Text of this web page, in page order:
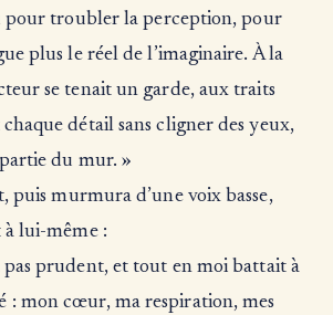
pour troubler la perception, pour
plus le réel de l’imaginaire. À la
se tenait un garde, aux traits
détail sans cligner des yeux,
du mur. »
puis murmura d’une voix basse,
à lui-même :
pas prudent, et tout en moi battait à
: mon cœur, ma respiration, mes